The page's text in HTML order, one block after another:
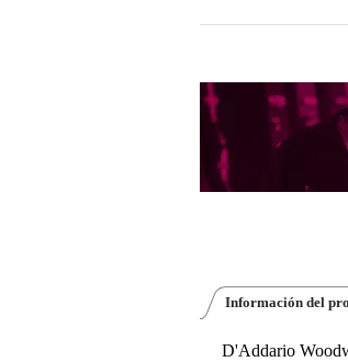
Información del
D'Addario